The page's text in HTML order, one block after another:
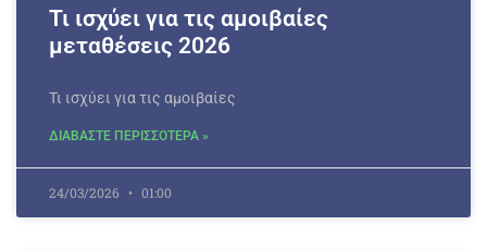
Τι ισχύει για τις αμοιβαίες
μεταθέσεις 2026
Τι ισχύει για τις αμοιβαίες
ΔΙΑΒΑΣΤΕ ΠΕΡΙΣΣΟΤΕΡΑ »
24/03/2026 01:00